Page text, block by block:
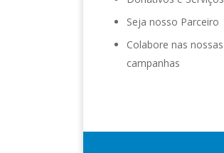
Seja nosso Parceiro
Colabore nas nossas
campanhas